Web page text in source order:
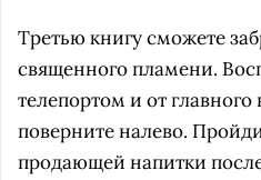
Третью книгу сможете
священного пламени.
телепортом и от главного
поверните налево.
продающей напитки